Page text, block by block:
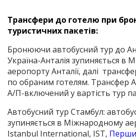
Трансфери до готелю при
туристичних пакетів:
Бронюючи автобусний тур до
Україна-Анталія зупиняється в
аеропорту Анталії, далі
по обраним готелям. Трансфер
А/П-включений у вартість тур
Автобусний тур Стамбул:
зупиняється в Міжнародному
Istanbul International, IST,